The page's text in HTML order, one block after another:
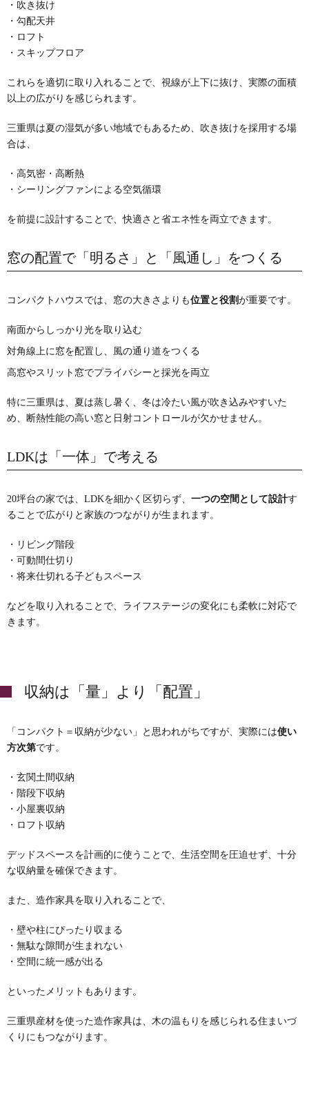
・吹き抜け
・勾配天井
・ロフト
・スキップフロア
これらを適切に取り入れることで、視線が上下に抜け、実際の面積
以上の広がりを感じられます。
三重県は夏の湿気が多い地域でもあるため、吹き抜けを採用する場
合は、
・高気密・高断熱
・シーリングファンによる空気循環
を前提に設計することで、快適さと省エネ性を両立できます。
窓の配置で「明るさ」と「風通し」をつくる
コンパクトハウスでは、窓の大きさよりも位置と役割が重要です。
南面からしっかり光を取り込む
対角線上に窓を配置し、風の通り道をつくる
高窓やスリット窓でプライバシーと採光を両立
特に三重県は、夏は蒸し暑く、冬は冷たい風が吹き込みやすいた
め、断熱性能の高い窓と日射コントロールが欠かせません。
LDKは「一体」で考える
20坪台の家では、LDKを細かく区切らず、 一つの空間として設計す
ることで広がりと家族のつながりが生まれます。
・リビング階段
・可動間仕切り
・将来仕切れる子どもスペース
などを取り入れることで、ライフステージの変化にも柔軟に対応で
きます。
収納は「量」より「配置」
「コンパクト＝収納が少ない」と思われがちですが、実際には使い
方次第です。
・玄関土間収納
・階段下収納
・小屋裏収納
・ロフト収納
デッドスペースを計画的に使うことで、生活空間を圧迫せず、十分
な収納量を確保できます。
また、造作家具を取り入れることで、
・壁や柱にぴったり収まる
・無駄な隙間が生まれない
・空間に統一感が出る
といったメリットもあります。
三重県産材を使った造作家具は、木の温もりを感じられる住まいづ
くりにもつながります。